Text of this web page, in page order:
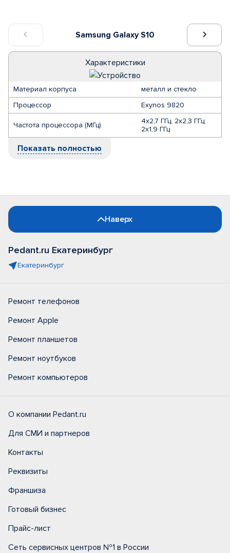
Samsung Galaxy S10
Характеристики
Материал корпуса
металл и стекло
Процессор
Exynos 9820
Частота процессора (МГц)
4х2,7 ГГц, 2х2,3 ГГц,
2х1,9 ГГц
Показать полностью
Наверх
Pedant.ru Екатеринбург
Екатеринбург
Ремонт телефонов
Ремонт Apple
Ремонт планшетов
Ремонт ноутбуков
Ремонт компьютеров
О компании Pedant.ru
Для СМИ и партнеров
Контакты
Реквизиты
Франшиза
Готовый бизнес
Прайс-лист
Сеть сервисных центров №1 в России